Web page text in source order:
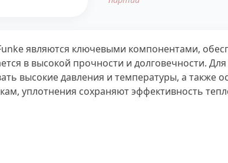
являются ключевыми компонентами,
в высокой прочности и долговечности.
высокие давления и температуры, а также
уплотнения сохраняют эффективность